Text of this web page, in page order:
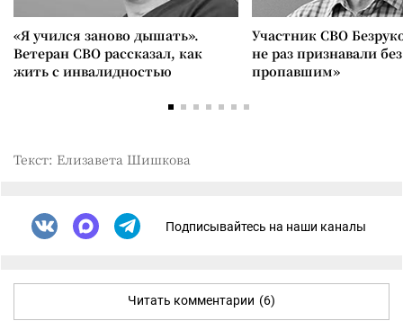
«Я учился заново дышать».
Ветеран СВО рассказал, как
жить с инвалидностью
Участник СВО
не раз признавали
пропавшим»
Текст: Елизавета Шишкова
Подписывайтесь на наши каналы
Читать комментарии (6)